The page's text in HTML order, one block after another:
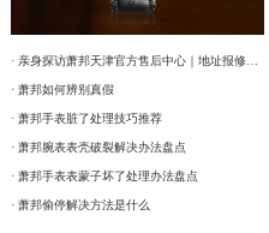
· 亲身探访萧邦天津官方售后中心｜地址报修全流程真实经历（2026年6月最新）
· 萧邦如何辨别真假
· 萧邦手表脏了处理技巧推荐
· 萧邦腕表表壳破裂解决办法盘点
· 萧邦手表表蒙子坏了处理办法盘点
· 萧邦偷停解决方法是什么